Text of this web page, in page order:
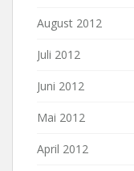
August 2012
Juli 2012
Juni 2012
Mai 2012
April 2012